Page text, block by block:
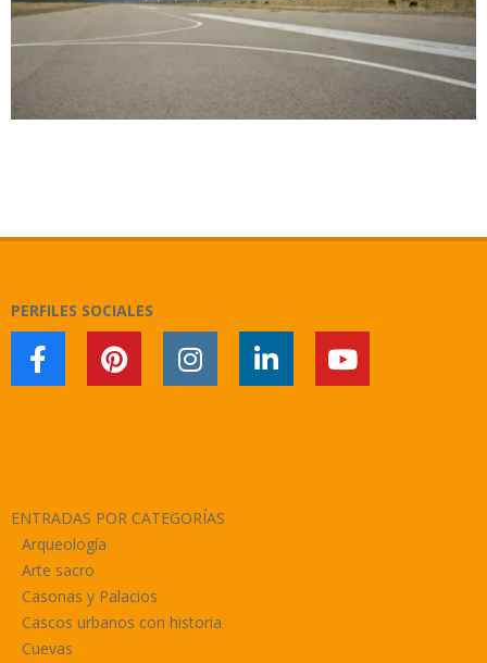
PERFILES SOCIALES
ENTRADAS POR CATEGORÍAS
Arqueología
Arte sacro
Casonas y Palacios
Cascos urbanos con historia
Cuevas